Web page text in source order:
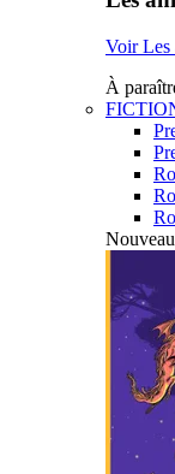
Voir Les
À